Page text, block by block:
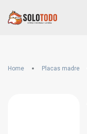
Home Placas madre